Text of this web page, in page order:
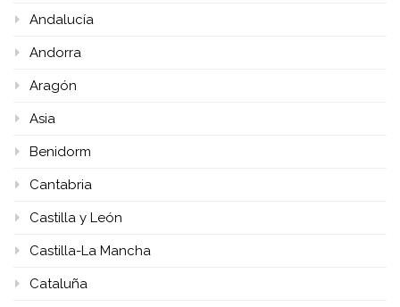
Andalucía
Andorra
Aragón
Asia
Benidorm
Cantabria
Castilla y León
Castilla-La Mancha
Cataluña